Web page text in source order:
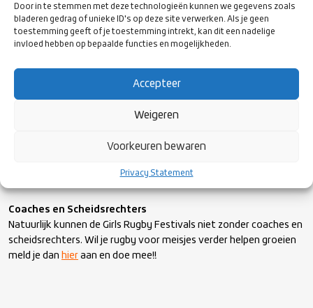
Door in te stemmen met deze technologieën kunnen we gegevens zoals
bladeren gedrag of unieke ID's op deze site verwerken. Als je geen
toestemming geeft of je toestemming intrekt, kan dit een nadelige
invloed hebben op bepaalde functies en mogelijkheden.
Accepteer
Weigeren
Voorkeuren bewaren
Privacy Statement
Klik op de link en meld je aan!: https://bit.ly/3bOcohW
Dit zijn de data van de Festivals voor het seizoen 2021-2022:
Zaterdag 4 december 2021
alle meiden mee gaan doen aan deze Festivals!
Coaches en Scheidsrechters
Natuurlijk kunnen de Girls Rugby Festivals niet zonder coaches en
scheidsrechters. Wil je rugby voor meisjes verder helpen groeien
meld je dan hier aan en doe mee!!